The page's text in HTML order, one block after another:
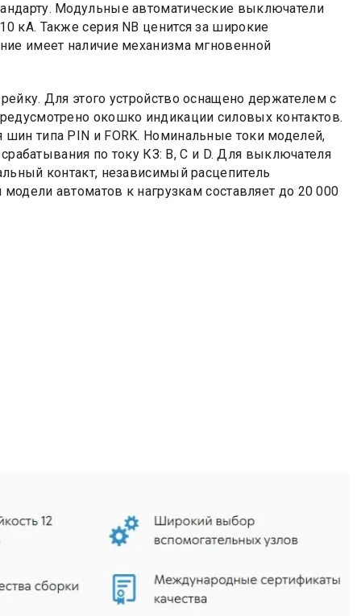
Модульные автоматические выключатели
кА. Также серия NB ценится за широкие
имеет наличие механизма мгновенной
Для этого устройство оснащено держателем с
окошко индикации силовых контактов.
типа PIN и FORK. Номинальные токи моделей,
по току КЗ: B, C и D. Для выключателя
контакт, независимый расцепитель
автоматов к нагрузкам составляет до 20 000